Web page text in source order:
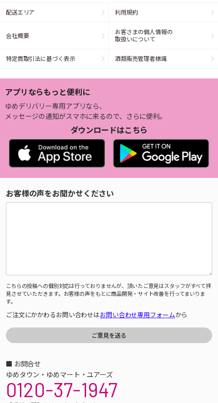
配送エリア 利用規約
会社概要
お客さまの個人情報の
取扱いについて
特定商取引法に基づく表示 酒類販売管理者標識
アプリならもっと便利に
ゆめデリバリー専用アプリなら、
メッセージの通知がスマホに来るので、さらに便利。
ダウンロードはこちら
お客様の声をお聞かせください
こちらの投稿への個別対応は行っておりませんが、頂いたご意見はスタッフがすべて拝
見させていただきます。お客様の声をもとに商品開発・サイト改善を行ってまいりま
す。
ご注文にかかわるお問い合わせはお問い合わせ専用フォームから
■ お問合せ
ゆめタウン・ゆめマート・ユアーズ
0120-37-1947